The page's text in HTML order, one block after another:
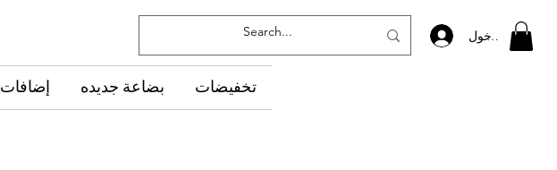
تسجيل الدخول
إضافات ‏بضاعة جديده تخفيضات